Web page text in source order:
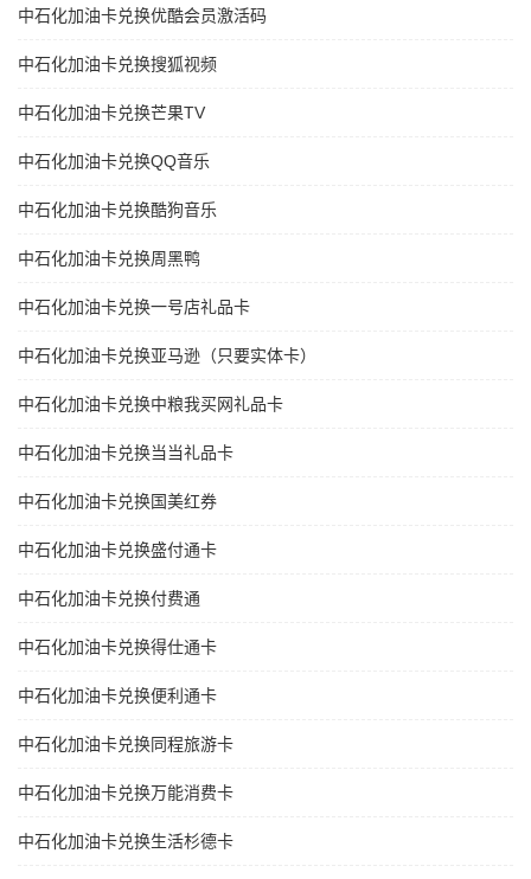
中石化加油卡兑换优酷会员激活码
中石化加油卡兑换搜狐视频
中石化加油卡兑换芒果TV
中石化加油卡兑换QQ音乐
中石化加油卡兑换酷狗音乐
中石化加油卡兑换周黑鸭
中石化加油卡兑换一号店礼品卡
中石化加油卡兑换亚马逊（只要实体卡）
中石化加油卡兑换中粮我买网礼品卡
中石化加油卡兑换当当礼品卡
中石化加油卡兑换国美红券
中石化加油卡兑换盛付通卡
中石化加油卡兑换付费通
中石化加油卡兑换得仕通卡
中石化加油卡兑换便利通卡
中石化加油卡兑换同程旅游卡
中石化加油卡兑换万能消费卡
中石化加油卡兑换生活杉德卡